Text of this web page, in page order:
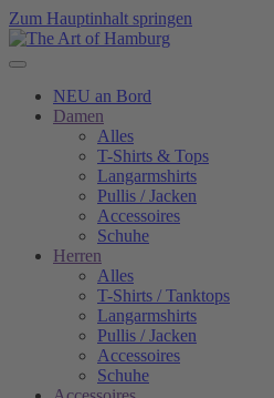
Zum Hauptinhalt springen
NEU an Bord
Damen
Alles
T-Shirts & Tops
Langarmshirts
Pullis / Jacken
Accessoires
Schuhe
Herren
Alles
T-Shirts / Tanktops
Langarmshirts
Pullis / Jacken
Accessoires
Schuhe